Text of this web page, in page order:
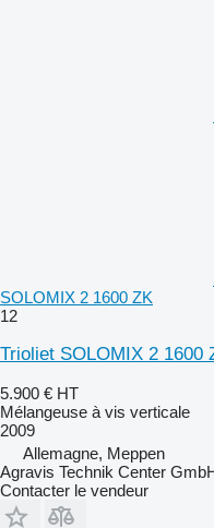
SOLOMIX 2 1600 ZK
12
Trioliet SOLOMIX 2 1600
5.900 € HT
Mélangeuse à vis verticale
2009
Allemagne, Meppen
Agravis Technik Center
Contacter le vendeur